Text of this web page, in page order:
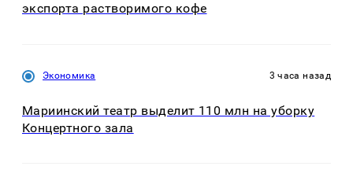
экспорта растворимого кофе
Экономика 3 часа назад
Мариинский театр выделит 110 млн на уборку
Концертного зала